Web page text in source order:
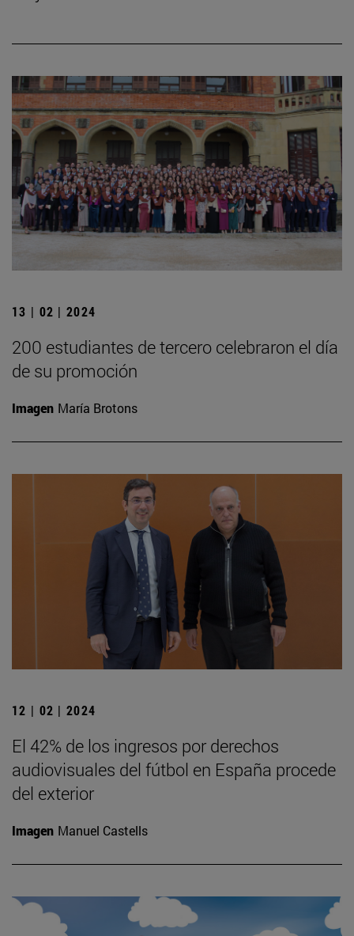
13 | 02 | 2024
200 estudiantes de tercero celebraron el día
de su promoción
Imagen María Brotons
12 | 02 | 2024
El 42% de los ingresos por derechos
audiovisuales del fútbol en España procede
del exterior
Imagen Manuel Castells